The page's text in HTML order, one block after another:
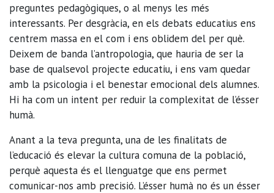
preguntes pedagògiques, o al menys les més
interessants. Per desgràcia, en els debats educatius ens
centrem massa en el com i ens oblidem del per què.
Deixem de banda l’antropologia, que hauria de ser la
base de qualsevol projecte educatiu, i ens vam quedar
amb la psicologia i el benestar emocional dels alumnes.
Hi ha com un intent per reduir la complexitat de l’ésser
humà.
Anant a la teva pregunta, una de les finalitats de
l’educació és elevar la cultura comuna de la població,
perquè aquesta és el llenguatge que ens permet
comunicar-nos amb precisió. L’ésser humà no és un ésser